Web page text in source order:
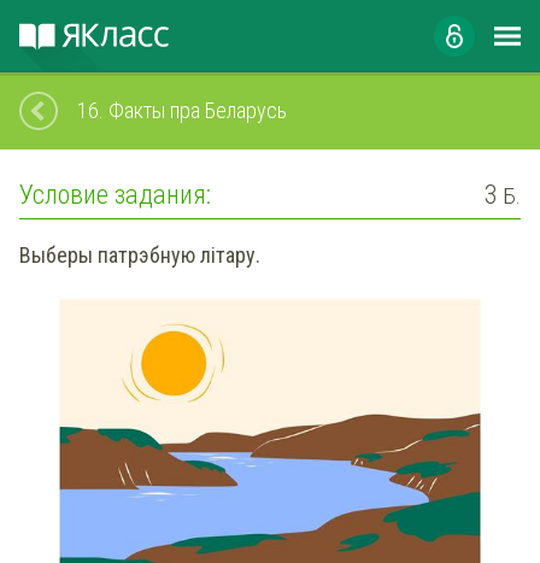
16. Факты пра Беларусь
Условие задания: 3 Б.
Выберы патрэбную літару.